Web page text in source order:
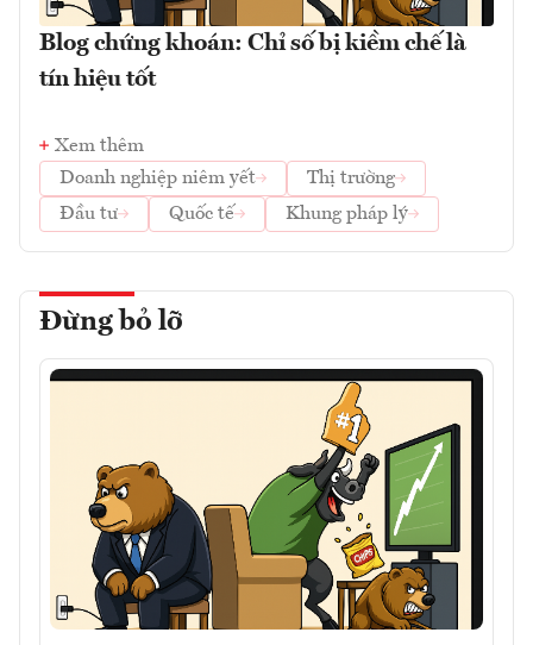
Blog chứng khoán: Chỉ số bị kiềm chế là
tín hiệu tốt
Xem thêm
Doanh nghiệp niêm yết
Thị trường
Đầu tư
Quốc tế Khung pháp lý
Đừng bỏ lỡ